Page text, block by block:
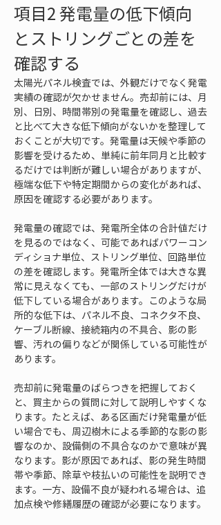
項目2 発電量の低下傾向
とストリングごとの差を
確認する
太陽光パネル検査では、外観だけでなく発電
実績の確認が欠かせません。売却前には、月
別、日別、時間帯別の発電量を確認し、過去
と比べて大きな低下傾向がないかを整理して
おくことが大切です。発電量は天候や季節の
影響を受けるため、単純に前年同月と比較す
るだけでは判断が難しい場合がありますが、
極端な低下や特定期間からの変化があれば、
原因を確認する必要があります。
発電量の確認では、発電所全体の合計値だけ
を見るのではなく、可能であればパワーコン
ディショナ単位、ストリング単位、回路単位
の差を確認します。発電所全体では大きな異
常に見えなくても、一部のストリングだけが
低下している場合があります。このような局
所的な低下は、パネル不良、コネクタ不良、
ケーブル断線、接続箱内の不具合、影の影
響、汚れの偏りなどが関係している可能性が
あります。
売却前に発電量のばらつきを把握しておく
と、買主からの質問に対して説明しやすくな
ります。たとえば、ある区画だけ発電量が低
い場合でも、周辺樹木による季節的な影の影
響なのか、設備側の不具合なのかで意味が異
なります。影が原因であれば、影の発生時間
帯や季節、除草や枝払いの可能性を説明でき
ます。一方、設備不良が疑われる場合は、追
加点検や修繕履歴の確認が必要になります。